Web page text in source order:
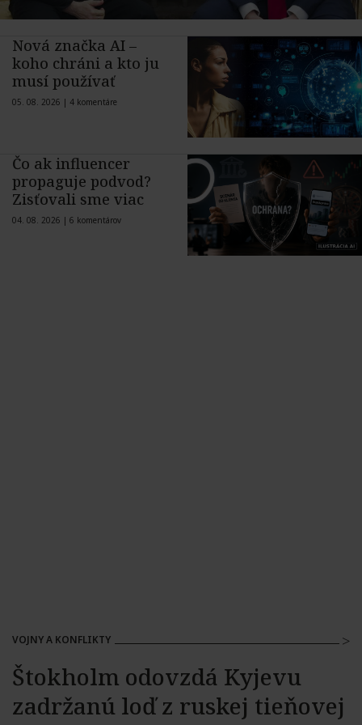
Nová značka AI –
koho chráni a kto ju
musí používať
05. 08. 2026 | 4 komentáre
Čo ak influencer
propaguje podvod?
Zisťovali sme viac
04. 08. 2026 | 6 komentárov
VOJNY A KONFLIKTY
Štokholm odovzdá Kyjevu
zadržanú loď z ruskej tieňovej